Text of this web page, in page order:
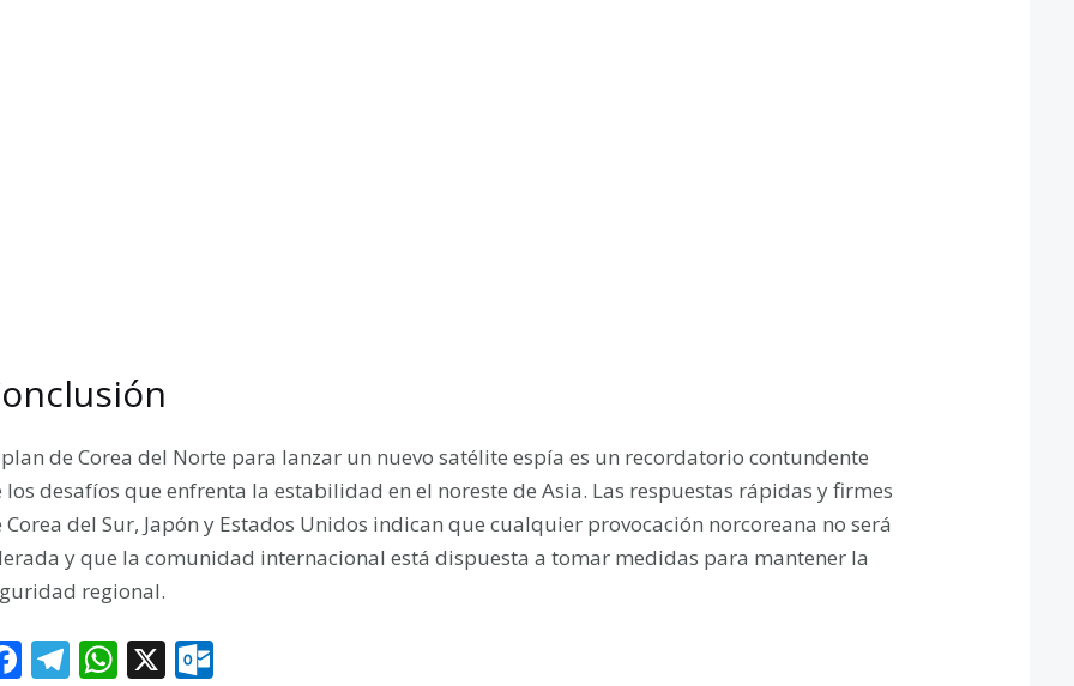
de Corea del Norte para lanzar un nuevo satélite espía es un recordatorio contundente
los desafíos que enfrenta la estabilidad en el noreste de Asia. Las respuestas rápidas y firmes
Corea del Sur, Japón y Estados Unidos indican que cualquier provocación norcoreana no será
y que la comunidad internacional está dispuesta a tomar medidas para mantener la
regional.
F T W X O